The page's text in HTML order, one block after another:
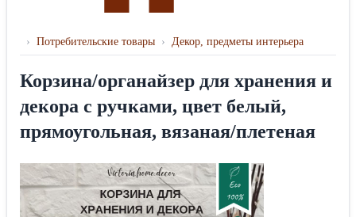
› Потребительские товары › Декор, предметы интерьера
Корзина/органайзер для хранения и
декора с ручками, цвет белый,
прямоугольная, вязаная/плетеная